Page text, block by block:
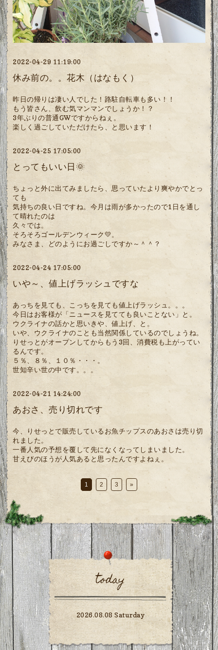
2022-04-29 11:19:00
休み前の。。花木（はなもく）
昨日の帰りは凄い人でした！路駐自転車も多い！！
もう皆さん、飲む気マンマンでしょうか！？
3年ぶりの普通GWですからねぇ。
楽しく過ごしていただけたら、と思います！
2022-04-25 17:05:00
とってもいい日🌞
ちょっと外に出てみましたら、思っていたより爽やかでとっ
ても
気持ちの良い日ですね。今月は雨が多かったので1日を通し
て晴れたのは
久々では。
そろそろゴールデンウィーク💛。
みなさま、どのようにお過ごしですか～＾＾？
2022-04-24 17:05:00
いや～、値上げラッシュですな
あっちを見ても、こっちを見ても値上げラッシュ。。。
今日はお客様が「ニュースを見てても良いことない」と。
ウクライナの話かと思いきや、値上げ、と。
いや、ウクライナのことも当然関係しているのでしょうね。
りせっとがオープンしてからもう3回、消費税も上がってい
るんです。
５％、８％、１０％・・・。
世知辛い世の中です。。。
2022-04-21 14:24:00
あおさ、売り切れです
今、りせっとで販売しているお魚チップスのあおさは売り切
れました。
一番人気の予想を覆して先になくなってしまいました。
甘えびのほうが人気あると思ったんですよねぇ。
1 2 3 »
today
2026.08.08 Saturday